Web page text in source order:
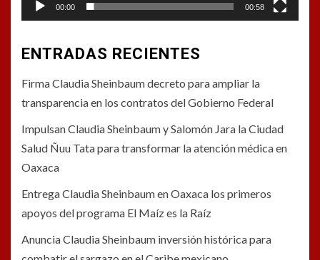
00:00 00:58
ENTRADAS RECIENTES
Firma Claudia Sheinbaum decreto para ampliar la
transparencia en los contratos del Gobierno Federal
Impulsan Claudia Sheinbaum y Salomón Jara la Ciudad
Salud Ñuu Tata para transformar la atención médica en
Oaxaca
Entrega Claudia Sheinbaum en Oaxaca los primeros
apoyos del programa El Maíz es la Raíz
Anuncia Claudia Sheinbaum inversión histórica para